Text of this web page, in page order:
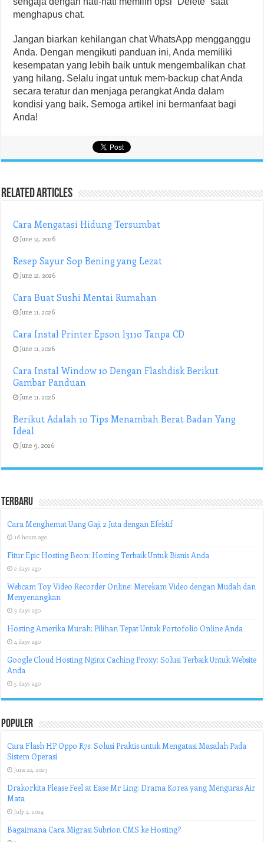
menghapus chat.
Jangan biarkan kehilangan chat WhatsApp mengganggu
Anda. Dengan mengikuti panduan ini, Anda memiliki
kesempatan yang lebih baik untuk mengembalikan chat
yang hilang. Selalu ingat untuk mem-backup chat Anda
secara teratur dan menjaga perangkat Anda dalam
kondisi yang baik. Semoga artikel ini bermanfaat bagi
Anda!
Related Articles
Cara Mengatasi Hidung Tersumbat
June 14, 2026
Resep Sayur Sop Bening yang Lezat
June 12, 2026
Cara Buat Sushi Mentai Rumahan
June 11, 2026
Cara Instal Printer Epson l3110 Tanpa CD
June 11, 2026
Cara Instal Window 10 Dengan Flashdisk Berikut
Gambar Panduan
June 11, 2026
Berikut Adalah 10 Tips Menambah Berat Badan Yang
Ideal
June 9, 2026
Terbaru
Cara Menghemat Uang Gaji 2 Juta dengan Efektif
16 hours ago
Fitur Epic Hosting Beon: Hosting Terbaik Untuk Bisnis Anda
2 days ago
Webcam Toy Video Recorder Online: Merekam Video dengan Mudah dan
Menyenangkan
3 days ago
Hosting Amerika Murah: Pilihan Tepat Untuk Portofolio Online Anda
4 days ago
Google Cloud Hosting Nginx Caching Proxy: Solusi Terbaik Untuk Website
Anda
5 days ago
Populer
Cara Flash HP Oppo R7s: Solusi Praktis untuk Mengatasi Masalah Pada
Sistem Operasi
June 24, 2023
Drakorkita Please Feel at Ease Mr Ling: Drama Korea yang Menguras Air
Mata
July 4, 2024
Bagaimana Cara Migrasi Subrion CMS ke Hosting?